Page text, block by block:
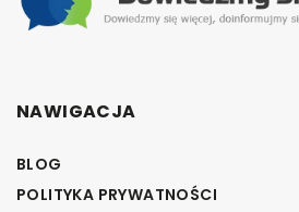
NAWIGACJA
BLOG
POLITYKA PRYWATNOŚCI